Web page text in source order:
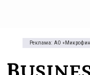
Реклама: АО